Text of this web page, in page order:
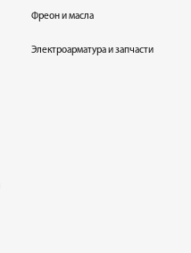
Фреон и масла
Электроарматура и запчасти